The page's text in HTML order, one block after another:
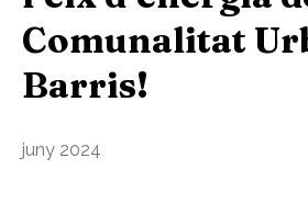
Comunalitat
Barris!
juny 2024